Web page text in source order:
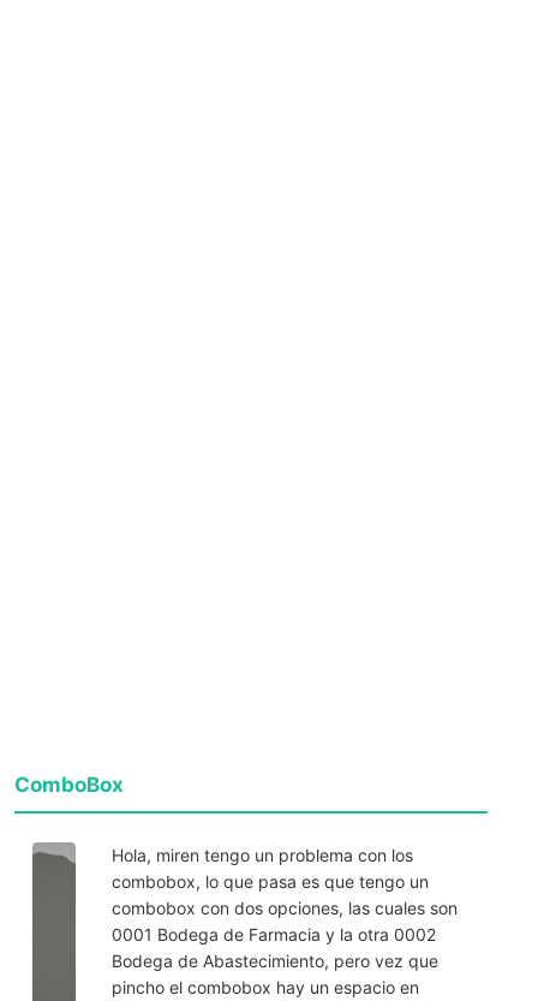
ComboBox
Hola, miren tengo un problema con los
combobox, lo que pasa es que tengo un
combobox con dos opciones, las cuales son
0001 Bodega de Farmacia y la otra 0002
Bodega de Abastecimiento, pero vez que
pincho el combobox hay un espacio en